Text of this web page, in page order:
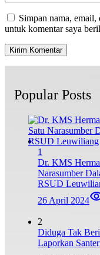
Simpan nama, email,
untuk komentar saya
Popular Posts
1
Dr. KMS
Narasumber
RSUD
26 April 2024
2
Diduga Tak
Laporkan